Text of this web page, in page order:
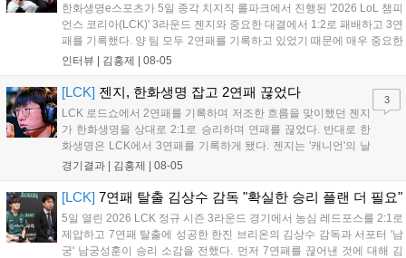
한화생명e스포츠가 5일 종각 치지직 롤파크에서 진행된 '2026 LoL 챔피
언스 코리아(LCK)' 3라운드 젠지와 중요한 대결에서 1:2로 패배하고 3연
패를 기록했다. 양 팀 모두 2연패를 기록하고 있었기 때문에 매우 중요한
경기였는데, 연패를 탈출하고 웃은 팀은 젠지였다. 한화생명e스포츠 윤
인터뷰 | 김홍제 | 08-05
[LCK] 젠지, 한화생명 잡고 2연패 끊었다
LCK 로드쇼에서 2연패를 기록하며 저조한 흐름을 맞이했던 젠지
가 한화생명을 상대로 2:1로 승리하며 연패를 끊었다. 반대로 한
화생명은 LCK에서 3연패를 기록하게 됐다. 젠지는 '캐니언'의 날
카로운 갱킹으로 '제우스'의 럼블을 상대로 점멸까지 빼내고 킬을
따냈고, 바텀 원딜끼리 1:1 교전...
경기결과 | 김홍제 | 08-05
3
[LCK] 7연패 탈출 김상수 감독 "확실한 승리 플랜 더 필요"
5일 열린 2026 LCK 정규 시즌 3라운드 경기에서 농심 레드포스를 2:1로
제압하고 7연패 탈출에 성공한 한진 브리온의 김상수 감독과 서포터 '남
궁' 남궁성훈이 승리 소감을 전했다. 먼저 7연패를 끊어낸 것에 대해 김